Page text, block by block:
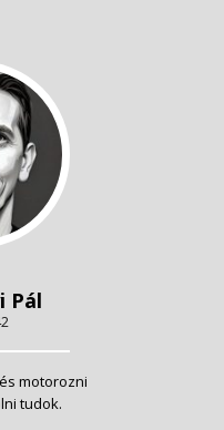
Pál
motorozni
tudok.